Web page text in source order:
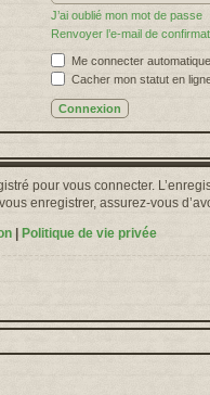
J’ai oublié mon mot de passe
Renvoyer l’e-mail de
Me connecter
Cacher mon statut en
pour vous connecter.
enregistrer, assurez-vous
Politique de vie privée